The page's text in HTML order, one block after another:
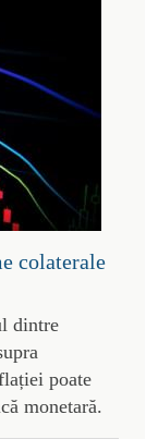
colaterale
dintre
poate
monetară.